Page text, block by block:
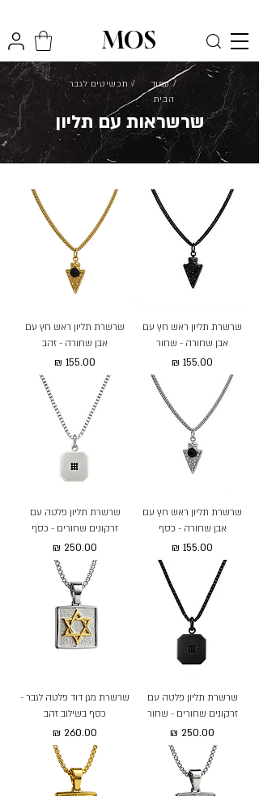
MOS
/ עמוד
הבית
/ תכשיטים לגבר
שרשראות עם תליון
שרשרת תליון ראש חץ עם
אבן שחורה - שחור
מחיר
שרשרת תליון ראש חץ עם
אבן שחורה - זהב
מחיר
שרשרת תליון ראש חץ עם
אבן שחורה - כסף
מחיר
שרשרת תליון פלטה עם
זרקונים שחורים - כסף
מחיר
שרשרת תליון פלטה עם
זרקונים שחורים - שחור
מחיר
שרשרת מגן דוד פלטה לגבר -
כסף בשילוב זהב
מחיר